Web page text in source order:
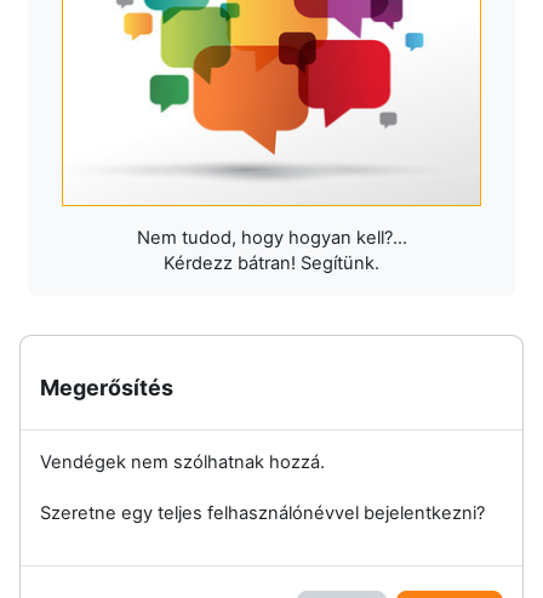
Nem tudod, hogy hogyan kell?...
Kérdezz bátran! Segítünk.
Megerősítés
Vendégek nem szólhatnak hozzá.
Szeretne egy teljes felhasználónévvel bejelentkezni?